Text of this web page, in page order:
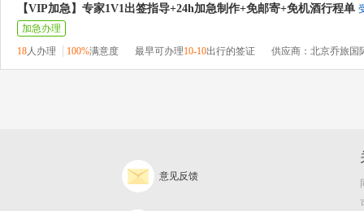
【VIP加急】专家1V1出签指导+24h加急制作+免邮寄+免机酒行程单
加急办理
18人办理 100%满意度 最早可办理10-10出行的签证 供应商：北京乔旅国
意见反馈